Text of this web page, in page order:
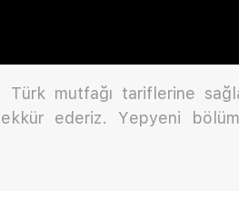
Türk mutfağı tariflerine
ederiz. Yepyeni